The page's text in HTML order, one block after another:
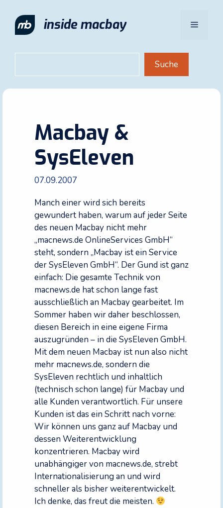
Inhalt
springen
inside macbay Menü
Suche
Macbay &
SysEleven
07.09.2007
Manch einer wird sich bereits
gewundert haben, warum auf jeder Seite
des neuen Macbay nicht mehr
„macnews.de OnlineServices GmbH“
steht, sondern „Macbay ist ein Service
der SysEleven GmbH“. Der Gund ist ganz
einfach: Die gesamte Technik von
macnews.de hat schon lange fast
ausschließlich an Macbay gearbeitet. Im
Sommer haben wir daher beschlossen,
diesen Bereich in eine eigene Firma
auszugründen – in die SysEleven GmbH.
Mit dem neuen Macbay ist nun also nicht
mehr macnews.de, sondern die
SysEleven rechtlich und inhaltlich
(technisch schon lange) für Macbay und
alle Kunden verantwortlich. Für unsere
Kunden ist das ein Schritt nach vorne:
Wir können uns ganz auf Macbay und
dessen Weiterentwicklung
konzentrieren. Macbay wird
unabhängiger von macnews.de, strebt
Internationalisierung an und wird
schneller als bisher weiterentwickelt.
Ich denke, das freut die meisten.